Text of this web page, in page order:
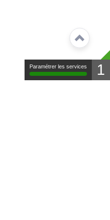
Paramétrer les services 1